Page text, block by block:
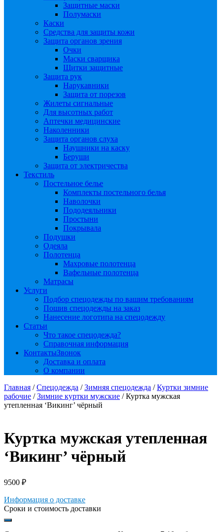
Защитные маски
Полумаски
Каски
Средства для защиты кожи
Защита органов зрения
Очки
Маски сварщика
Щитки защитные
Защита рук
Нарукавники
Защита от порезов
Жилеты сигнальные
Для высотных работ
Аптечки медицинские
Наколенники
Защита органов слуха
Наушники на каску
Беруши
Защита от электричества
Текстиль
Постельное белье
Комплекты постельного белья
Наволочки
Пододеяльники
Простыни
Покрывала
Подушки
Одеяла
Полотенца
Махровые полотенца
Вафельные полотенца
Матрасы
Услуги
Подбор спецодежды по вашим требованиям
Пошив спецодежды на заказ
Нанесение логотипа на спецодежду
Статьи
Что такое спецодежда?
Справочная информация
КонтактыЗвонок
Доставка и оплата
О компании
Главная /Спецодежда /Зимняя спецодежда /Куртки зимние
рабочие /Зимние куртки мужские / Куртка мужская
утепленная ‘Викинг’ чёрный
Куртка мужская утепленная
‘Викинг’ чёрный
9500 ₽
Информация о доставке
Сроки и стоимость доставки